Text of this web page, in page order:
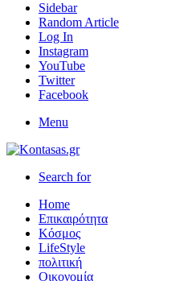
Sidebar
Random Article
Log In
Instagram
YouTube
Twitter
Facebook
Menu
Search for
Home
Επικαιρότητα
Κόσμος
LifeStyle
πολιτική
Οικονομία